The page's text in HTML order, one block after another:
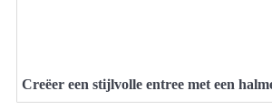
Creëer een stijlvolle entree met een